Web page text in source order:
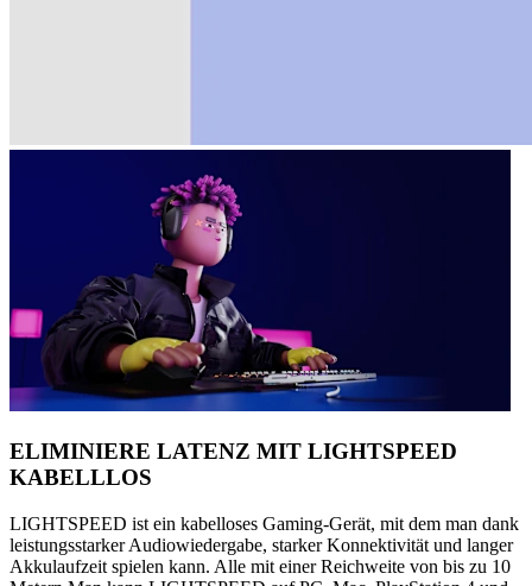
ELIMINIERE LATENZ MIT LIGHTSPEED
KABELLLOS
LIGHTSPEED ist ein kabelloses Gaming-Gerät, mit dem man dank
leistungsstarker Audiowiedergabe, starker Konnektivität und langer
Akkulaufzeit spielen kann. Alle mit einer Reichweite von bis zu 10